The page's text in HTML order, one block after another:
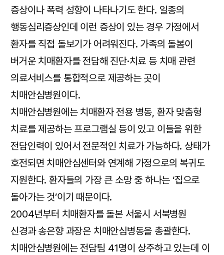
증상이나 폭력 성향이 나타나기도 한다. 일종의
행동심리증상인데 이런 증상이 있는 경우 가정에서
환자를 직접 돌보기가 어려워진다. 가족의 돌봄이
버거운 치매환자를 전담해 진단·치료 등 치매 관련
의료서비스를 통합적으로 제공하는 곳이
치매안심병원이다.
치매안심병원에는 치매환자 전용 병동, 환자 맞춤형
치료를 제공하는 프로그램실 등이 있고 이들을 위한
전담인력이 있어서 전문적인 치료가 가능하다. 상태가
호전되면 치매안심센터와 연계해 가정으로의 복귀도
지원한다. 환자들의 가장 큰 소망 중 하나는 ‘집으로
돌아가는 것’이기 때문이다.
2004년부터 치매환자를 돌본 서울시 서북병원
신경과 송은향 과장은 치매안심병동을 총괄한다.
치매안심병원에는 전담팀 41명이 상주하고 있는데 이